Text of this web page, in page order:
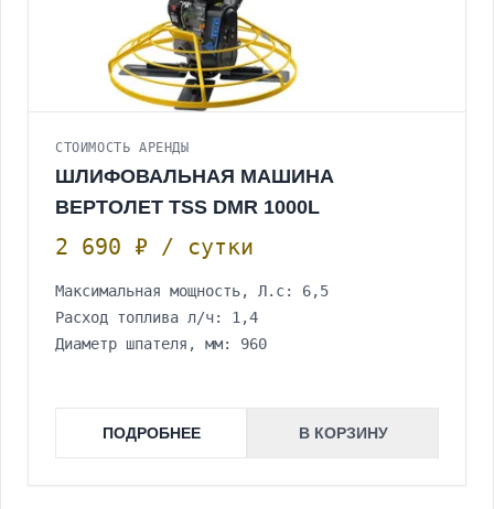
СТОИМОСТЬ АРЕНДЫ
ШЛИФОВАЛЬНАЯ МАШИНА
ВЕРТОЛЕТ TSS DMR 1000L
2 690 ₽ / сутки
Максимальная мощность, Л.с: 6,5
Расход топлива л/ч: 1,4
Диаметр шпателя, мм: 960
ПОДРОБНЕЕ В КОРЗИНУ